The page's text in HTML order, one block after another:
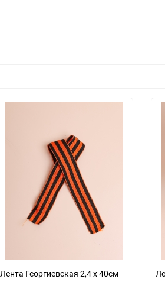
Лента Георгиевская 2,4 х 40см